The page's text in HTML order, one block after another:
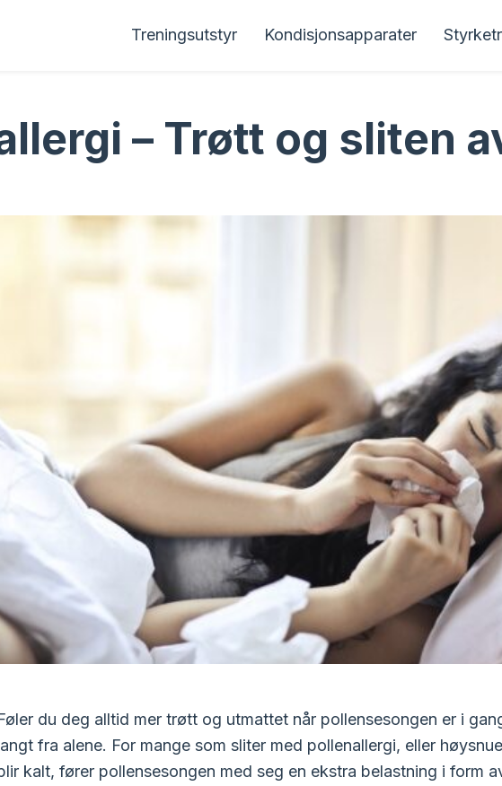
Treningsutstyr Kondisjonsapparater
– Trøtt og sliten
du deg alltid mer trøtt og utmattet når pollensesongen er i
fra alene. For mange som sliter med pollenallergi, eller
kalt, fører pollensesongen med seg en ekstra belastning i form